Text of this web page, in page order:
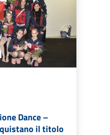
Dance –
il titolo